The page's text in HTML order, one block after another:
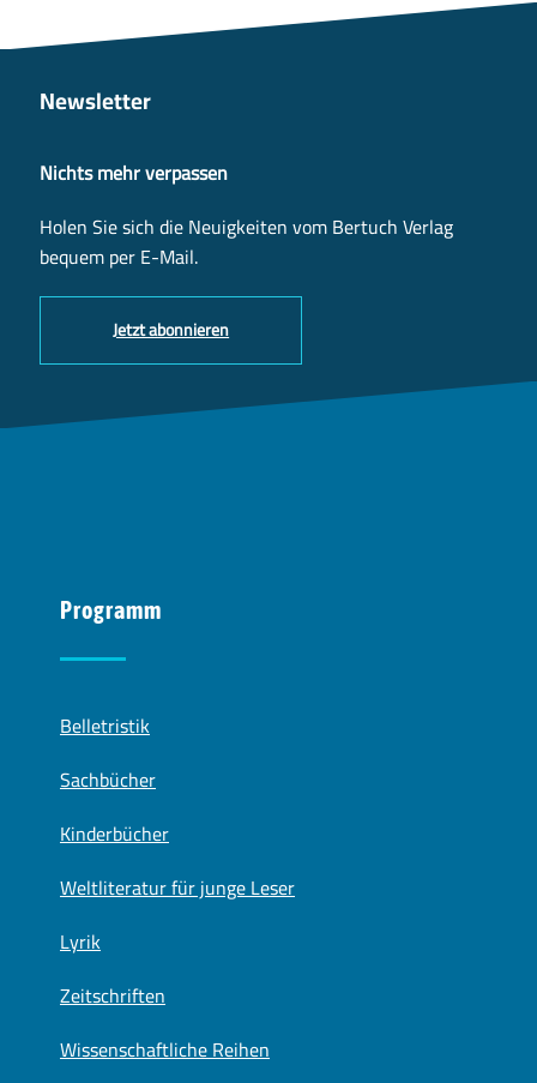
Newsletter
Nichts mehr verpassen
Holen Sie sich die Neuigkeiten vom Bertuch Verlag
bequem per E-Mail.
Jetzt abonnieren
Programm
Belletristik
Sachbücher
Kinderbücher
Weltliteratur für junge Leser
Lyrik
Zeitschriften
Wissenschaftliche Reihen